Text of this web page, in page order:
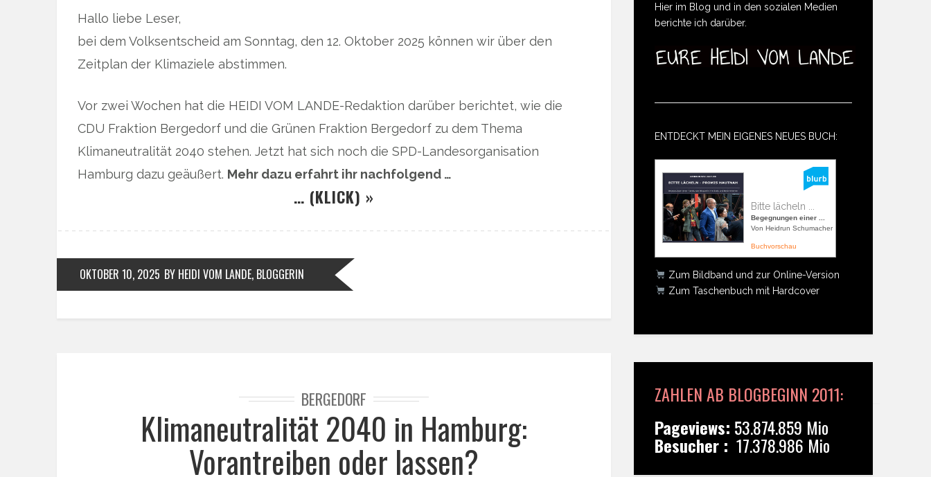
Hallo liebe Leser,
bei dem Volksentscheid am Sonntag, den 12. Oktober 2025 können wir über den
Zeitplan der Klimaziele abstimmen.
Vor zwei Wochen hat die HEIDI VOM LANDE-Redaktion darüber berichtet, wie die
CDU Fraktion Bergedorf und die Grünen Fraktion Bergedorf zu dem Thema
Klimaneutralität 2040 stehen. Jetzt hat sich noch die SPD-Landesorganisation
Hamburg dazu geäußert. Mehr dazu erfahrt ihr nachfolgend …
… (KLICK) »
OKTOBER 10, 2025 BY HEIDI VOM LANDE, BLOGGERIN
BERGEDORF
Klimaneutralität 2040 in Hamburg:
Vorantreiben oder lassen?
Hier im Blog und in den sozialen Medien
berichte ich darüber.
ENTDECKT MEIN EIGENES NEUES BUCH:
Bitte lächeln ...
Begegnungen einer ...
Von Heidrun Schumacher
Buchvorschau
Zum Bildband und zur Online-Version
Zum Taschenbuch mit Hardcover
ZAHLEN AB BLOGBEGINN 2011:
Pageviews: 53.874.859 Mio
Besucher : 17.378.986 Mio